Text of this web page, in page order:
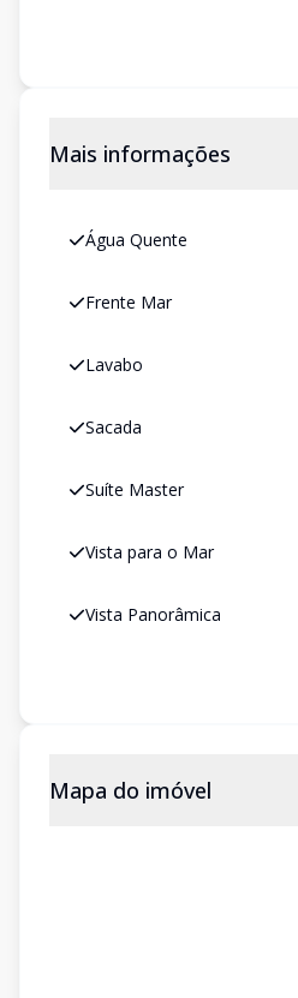
Mais informações
Água Quente
Frente Mar
Lavabo
Sacada
Suíte Master
Vista para o Mar
Vista Panorâmica
Mapa do imóvel